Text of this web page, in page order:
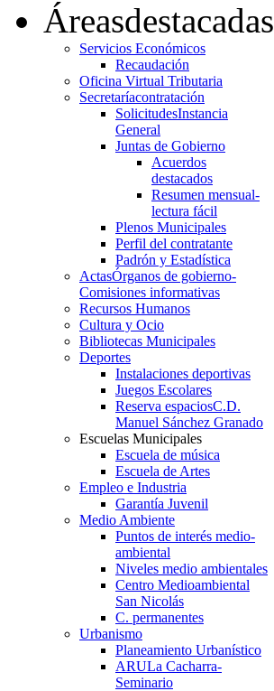
Áreasdestacadas
Servicios Económicos
Recaudación
Oficina Virtual Tributaria
Secretaríacontratación
SolicitudesInstancia
General
Juntas de Gobierno
Acuerdos
destacados
Resumen mensual-
lectura fácil
Plenos Municipales
Perfil del contratante
Padrón y Estadística
ActasÓrganos de gobierno-
Comisiones informativas
Recursos Humanos
Cultura y Ocio
Bibliotecas Municipales
Deportes
Instalaciones deportivas
Juegos Escolares
Reserva espaciosC.D.
Manuel Sánchez Granado
Escuelas Municipales
Escuela de música
Escuela de Artes
Empleo e Industria
Garantía Juvenil
Medio Ambiente
Puntos de interés medio-
ambiental
Niveles medio ambientales
Centro Medioambiental
San Nicolás
C. permanentes
Urbanismo
Planeamiento Urbanístico
ARULa Cacharra-
Seminario